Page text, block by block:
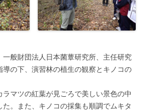
般財団法人日本菌蕈研究所、主任研究
導の下、演習林の植生の観察とキノコの
マツの紅葉が見ごろで美しい景色の中
た。また、キノコの採集も順調でムキタ